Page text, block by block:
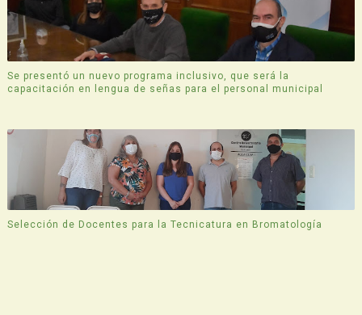
Se presentó un nuevo programa inclusivo, que será la
capacitación en lengua de señas para el personal municipal
Selección de Docentes para la Tecnicatura en Bromatología